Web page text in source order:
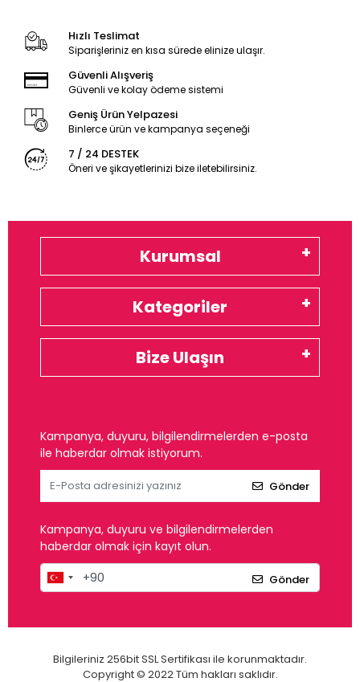
Hızlı Teslimat
Siparişleriniz en kısa sürede elinize ulaşır.
Güvenli Alışveriş
Güvenli ve kolay ödeme sistemi
Geniş Ürün Yelpazesi
Binlerce ürün ve kampanya seçeneği
7 / 24 DESTEK
Öneri ve şikayetlerinizi bize iletebilirsiniz.
Kurumsal
Kategoriler
Bize Ulaşın
Kampanya, duyuru, bilgilendirmelerden e-posta
ile haberdar olmak istiyorum.
Gönder
Kampanya, duyuru ve bilgilendirmelerden
haberdar olmak için kayıt olun.
Gönder
Bilgileriniz 256bit SSL Sertifikası ile korunmaktadır.
Copyright © 2022 Tüm hakları saklıdır.